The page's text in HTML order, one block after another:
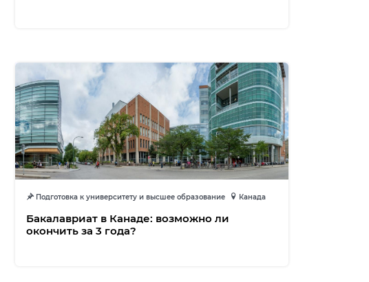
Подготовка к университету и высшее образование Канада
Бакалавриат в Канаде: возможно ли
окончить за 3 года?